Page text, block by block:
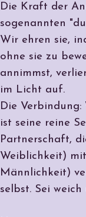
Die Kraft der
sogenannten
Wir ehren sie,
ohne sie zu
annimmst,
im Licht auf.
Die
ist seine reine
Partnerschaft,
Weiblichkeit)
Männlichkeit)
selbst. Sei